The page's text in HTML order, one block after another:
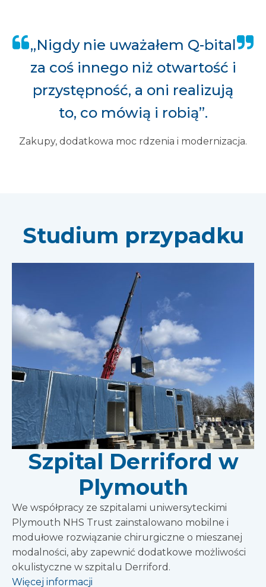
„Nigdy nie uważałem Q-bital
za coś innego niż otwartość i
przystępność, a oni realizują
to, co mówią i robią”.
Zakupy, dodatkowa moc rdzenia i modernizacja.
Studium przypadku
Szpital Derriford w
Plymouth
We współpracy ze szpitalami uniwersyteckimi
Plymouth NHS Trust zainstalowano mobilne i
modułowe rozwiązanie chirurgiczne o mieszanej
modalności, aby zapewnić dodatkowe możliwości
okulistyczne w szpitalu Derriford.
Więcej informacji